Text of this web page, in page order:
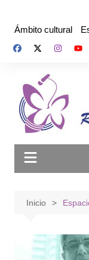
Ámbito cultural
Inicio